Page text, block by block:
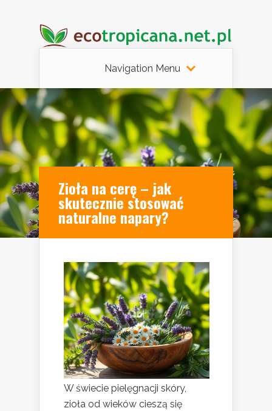
Navigation Menu
Zioła na cerę – jak
skutecznie stosować
naturalne napary?
W świecie pielęgnacji skóry,
zioła od wieków cieszą się